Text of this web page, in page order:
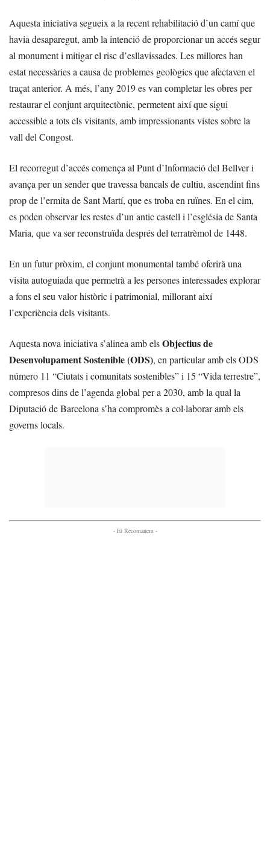
Aquesta iniciativa segueix a la recent rehabilitació d’un camí que
havia desaparegut, amb la intenció de proporcionar un accés segur
al monument i mitigar el risc d’esllavissades. Les millores han
estat necessàries a causa de problemes geològics que afectaven el
traçat anterior. A més, l’any 2019 es van completar les obres per
restaurar el conjunt arquitectònic, permetent així que sigui
accessible a tots els visitants, amb impressionants vistes sobre la
vall del Congost.
El recorregut d’accés comença al Punt d’Informació del Bellver i
avança per un sender que travessa bancals de cultiu, ascendint fins
prop de l’ermita de Sant Martí, que es troba en ruïnes. En el cim,
es poden observar les restes d’un antic castell i l’església de Santa
Maria, que va ser reconstruïda després del terratrèmol de 1448.
En un futur pròxim, el conjunt monumental també oferirà una
visita autoguiada que permetrà a les persones interessades explorar
a fons el seu valor històric i patrimonial, millorant així
l’experiència dels visitants.
Aquesta nova iniciativa s’alinea amb elsObjectius de
Desenvolupament Sostenible (ODS), en particular amb els ODS
número 11 “Ciutats i comunitats sostenibles” i 15 “Vida terrestre”,
compresos dins de l’agenda global per a 2030, amb la qual la
Diputació de Barcelona s’ha compromès a col·laborar amb els
governs locals.
- Et Recomanem -